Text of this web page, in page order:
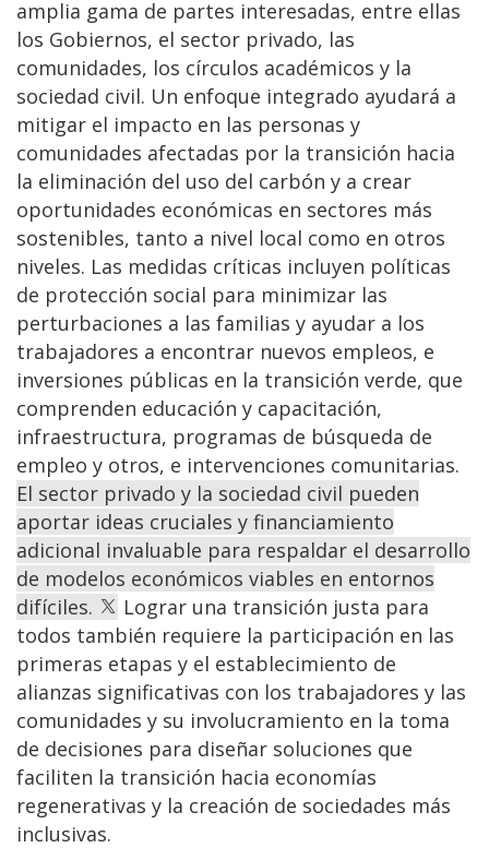
amplia gama de partes interesadas, entre ellas
los Gobiernos, el sector privado, las
comunidades, los círculos académicos y la
sociedad civil. Un enfoque integrado ayudará a
mitigar el impacto en las personas y
comunidades afectadas por la transición hacia
la eliminación del uso del carbón y a crear
oportunidades económicas en sectores más
sostenibles, tanto a nivel local como en otros
niveles. Las medidas críticas incluyen políticas
de protección social para minimizar las
perturbaciones a las familias y ayudar a los
trabajadores a encontrar nuevos empleos, e
inversiones públicas en la transición verde, que
comprenden educación y capacitación,
infraestructura, programas de búsqueda de
empleo y otros, e intervenciones comunitarias.
El sector privado y la sociedad civil pueden
aportar ideas cruciales y financiamiento
adicional invaluable para respaldar el desarrollo
de modelos económicos viables en entornos
difíciles.
Lograr una transición justa para
todos también requiere la participación en las
primeras etapas y el establecimiento de
alianzas significativas con los trabajadores y las
comunidades y su involucramiento en la toma
de decisiones para diseñar soluciones que
faciliten la transición hacia economías
regenerativas y la creación de sociedades más
inclusivas.